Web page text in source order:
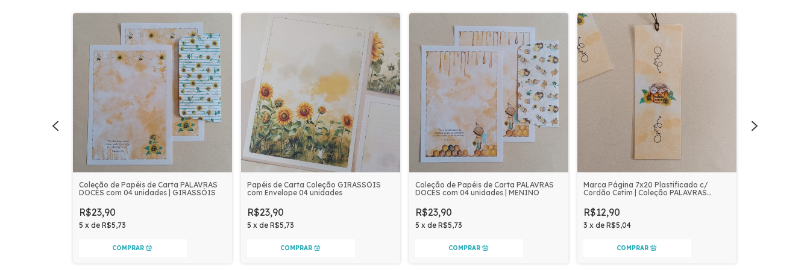
Coleção de Papéis de Carta PALAVRAS
DOCES com 04 unidades | GIRASSÓIS
R$23,90
5 x de R$5,73
Papéis de Carta Coleção GIRASSÓIS
com Envelope 04 unidades
R$23,90
5 x de R$5,73
Coleção de Papéis de Carta PALAVRAS
DOCES com 04 unidades | MENINO
R$23,90
5 x de R$5,73
Marca Página 7x20 Plastificado c/
Cordão Cetim | Coleção PALAVRAS
R$12,90
3 x de R$5,04